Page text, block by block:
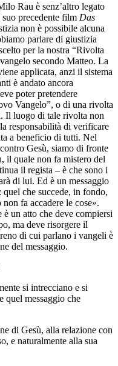
Rau è senz’altro legato
precedente film Das
non è possibile alcuna
parlare di giustizia
per la nostra “Rivolta
secondo Matteo. La
applicata, anzi il sistema
è andato ancora
poter pretendere
Vangelo”, o di una rivolta
Il luogo di tale rivolta non
responsabilità di verificare
a beneficio di tutti. Nel
Gesù, siamo di fronte
il quale non fa mistero del
il regista – è che sono i
di lui. Ed è un messaggio
che succede, in fondo,
fa accadere le cose».
un atto che deve compiersi
ma deve risorgere il
di cui parlano i vangeli è
del messaggio.
si intrecciano e si
quel messaggio che
di Gesù, alla relazione con
e naturalmente alla sua